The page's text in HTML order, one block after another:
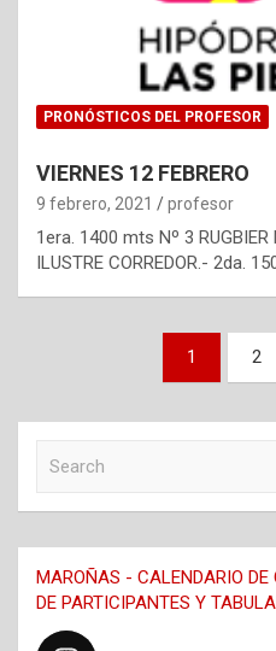
PRONÓSTICOS DEL PROFESOR
VIERNES 12 FEBRERO
9 febrero, 2021 profesor
1era. 1400 mts Nº 3 RUGBIER
ILUSTRE CORREDOR.- 2da.
entradas
1 2
c
h
MAROÑAS - CALENDARIO DE
DE PARTICIPANTES Y